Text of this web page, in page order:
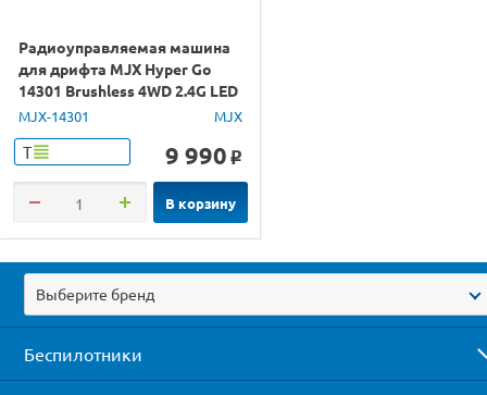
Радиоуправляемая машина
для дрифта MJX Hyper Go
14301 Brushless 4WD 2.4G LED
1/14 RTR
MJX-14301 MJX
Т 9 990 o
В корзину
Выберите бренд
Беспилотники